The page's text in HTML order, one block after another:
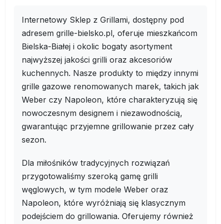
Internetowy Sklep z Grillami, dostępny pod
adresem grille-bielsko.pl, oferuje mieszkańcom
Bielska-Białej i okolic bogaty asortyment
najwyższej jakości grilli oraz akcesoriów
kuchennych. Nasze produkty to między innymi
grille gazowe renomowanych marek, takich jak
Weber czy Napoleon, które charakteryzują się
nowoczesnym designem i niezawodnością,
gwarantując przyjemne grillowanie przez cały
sezon.
Dla miłośników tradycyjnych rozwiązań
przygotowaliśmy szeroką gamę grilli
węglowych, w tym modele Weber oraz
Napoleon, które wyróżniają się klasycznym
podejściem do grillowania. Oferujemy również